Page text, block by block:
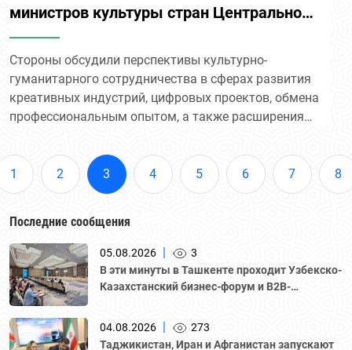
министров культуры стран Центральной
Азии и США в формате C5+1
Стороны обсудили перспективы культурно-
гуманитарного сотрудничества в сферах развития
креативных индустрий, цифровых проектов, обмена
профессиональным опытом, а также расширения
музыки.
1
2 3 4 5 6 7 8
Последние сообщения
05.08.2026
3
В эти минуты в Ташкенте проходит Узбекско-
Казахстанский бизнес-форум и B2B-
Национальной палатой предпринимателей
Казахстана "Атамекен."
04.08.2026
273
Таджикистан, Иран и Афганистан запускают